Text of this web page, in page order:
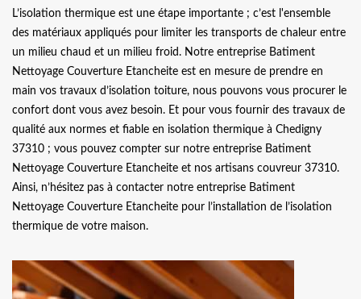
L’isolation thermique est une étape importante ; c’est l'ensemble
des matériaux appliqués pour limiter les transports de chaleur entre
un milieu chaud et un milieu froid. Notre entreprise Batiment
Nettoyage Couverture Etancheite est en mesure de prendre en
main vos travaux d’isolation toiture, nous pouvons vous procurer le
confort dont vous avez besoin. Et pour vous fournir des travaux de
qualité aux normes et fiable en isolation thermique à Chedigny
37310 ; vous pouvez compter sur notre entreprise Batiment
Nettoyage Couverture Etancheite et nos artisans couvreur 37310.
Ainsi, n’hésitez pas à contacter notre entreprise Batiment
Nettoyage Couverture Etancheite pour l’installation de l’isolation
thermique de votre maison.